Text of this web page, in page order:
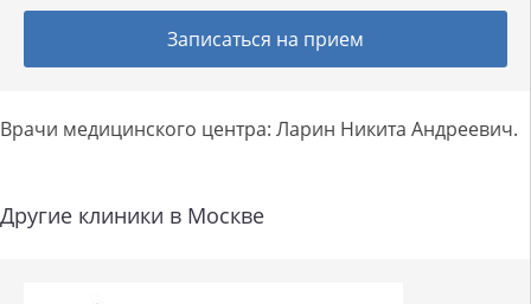
Записаться на прием
Врачи медицинского центра: Ларин Никита Андреевич.
Другие клиники в Москве